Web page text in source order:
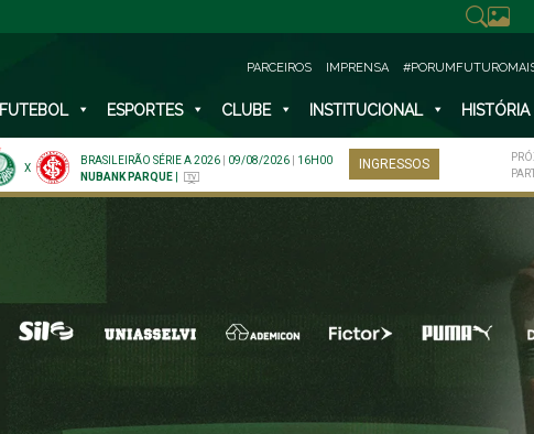
PARCEIROS IMPRENSA
FUTEBOL ESPORTES CLUBE INSTITUCIONAL HISTÓRIA
X
BRASILEIRÃO SÉRIE A 2026 09/08/2026
16H00
NUBANK PARQUE
INGRESSOS